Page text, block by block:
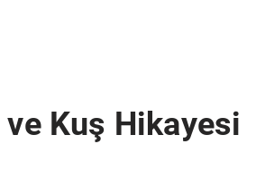
ve Kuş Hikayesi